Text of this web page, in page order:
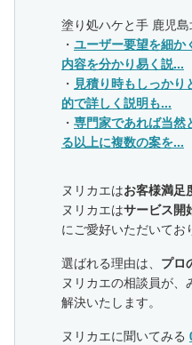
塗り処ハケと手 鹿児
・ ユーザー要望を細か
内容を分かり易く説...
・ 見積り時もしっか
的で詳しく説明も...
・ 専門家であれば当然
る以上に複数の案を...
ヌリカエはお客様満足
ヌリカエはサービス開
にご愛好いただいてお
選ばれる理由は、 プロ
ヌリカエの相談員が
解決いたします。
ヌリカエに聞いてみる